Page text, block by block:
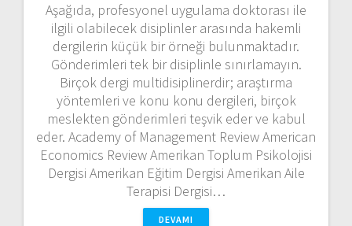
Aşağıda, profesyonel uygulama doktorası ile
ilgili olabilecek disiplinler arasında hakemli
dergilerin küçük bir örneği bulunmaktadır.
Gönderimleri tek bir disiplinle sınırlamayın.
Birçok dergi multidisiplinerdir; araştırma
yöntemleri ve konu konu dergileri, birçok
meslekten gönderimleri teşvik eder ve kabul
eder. Academy of Management Review American
Economics Review Amerikan Toplum Psikolojisi
Dergisi Amerikan Eğitim Dergisi Amerikan Aile
Terapisi Dergisi…
DEVAMI